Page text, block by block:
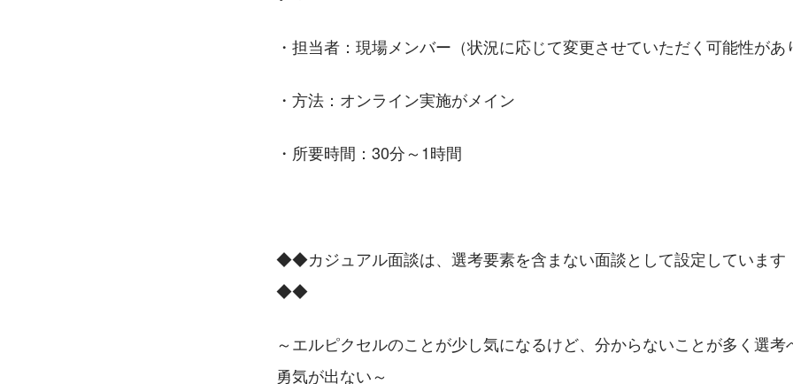
・担当者：現場メンバー（状況に応じて変更させていただく可能性があ
・方法：オンライン実施がメイン
・所要時間：30分～1時間
◆◆カジュアル面談は、選考要素を含まない面談として設定しています
◆◆
～エルピクセルのことが少し気になるけど、分からないことが多く選考
勇気が出ない～